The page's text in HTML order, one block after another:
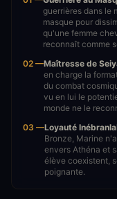
guerrières dans le
masque pour
qu'une femme
reconnaît comme
02 —Maîtresse de
en charge la
du combat
vu en lui le
monde ne le
03 —Loyauté
Bronze, Marine
envers Athéna et
élève coexistent,
poignante.